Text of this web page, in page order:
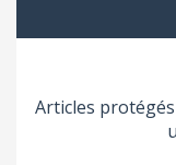
Articles